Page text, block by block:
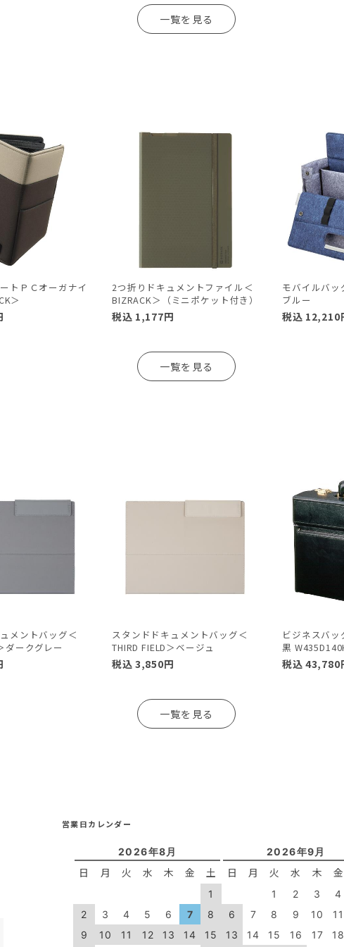
一覧を見る
トＰＣオーガナイ
＞
2つ折りドキュメントファイル＜
BIZRACK＞（ミニポケット付き）
税込 1,177円
モバイルバ
ブルー
税込 12,210
一覧を見る
メントバッグ＜
ダークグレー
スタンドドキュメントバッグ＜
THIRD FIELD＞ベージュ
税込 3,850円
ビジネスバ
黒
税込 43,780
一覧を見る
営業日カレンダー
2026年8月
日 月 火 水 木 金 土
1
2
3 4 5 6 7
8
9
10 11 12 13 14 15
2026年9月
日 月 火 水 木 金
1 2 3
4
6
7 8 9 10
11
13
14 15 16 17